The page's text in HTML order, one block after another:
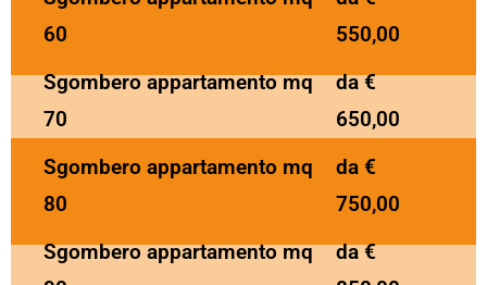
60
550,00
Sgombero appartamento mq
70
da €
650,00
Sgombero appartamento mq
80
da €
750,00
Sgombero appartamento mq
da €